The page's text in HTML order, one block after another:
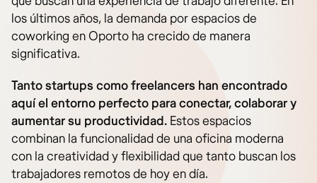
los últimos años, la demanda por espacios de
coworking en Oporto ha crecido de manera
significativa.
Tanto startups como freelancers han encontrado
aquí el entorno perfecto para conectar, colaborar y
aumentar su productividad. Estos espacios
combinan la funcionalidad de una oficina moderna
con la creatividad y flexibilidad que tanto buscan los
trabajadores remotos de hoy en día.